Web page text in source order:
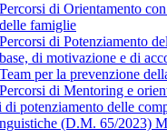
Percorsi di Orientamento
delle famiglie
Percorsi di Potenziamento
base, di motivazione e di
Team per la prevenzione
Percorsi di Mentoring e
potenziamento delle
(D.M. 65/2023)